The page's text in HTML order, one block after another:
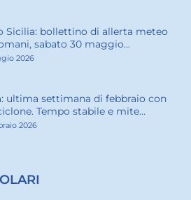
Sicilia: bollettino di allerta meteo
sabato 30 maggio...
2026
ultima settimana di febbraio con
Tempo stabile e mite...
2026